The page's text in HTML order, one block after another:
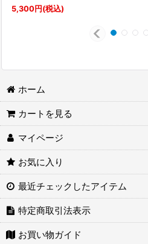
5,300円 (税込)
ホーム
カートを見る
マイページ
お気に入り
最近チェックしたアイテム
特定商取引法表示
お買い物ガイド